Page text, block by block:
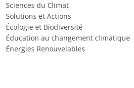
Sciences du Climat
Solutions et Actions
Écologie et Biodiversité
Éducation au changement climatique
Énergies Renouvelables